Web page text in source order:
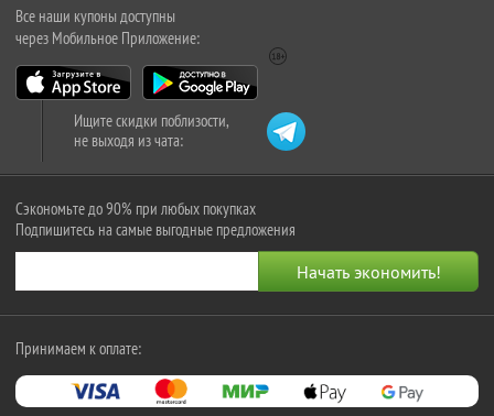
Все наши купоны доступны
через Мобильное Приложение:
Ищите скидки поблизости,
не выходя из чата:
Сэкономьте до 90% при любых покупках
Подпишитесь на самые выгодные предложения
Принимаем к оплате: